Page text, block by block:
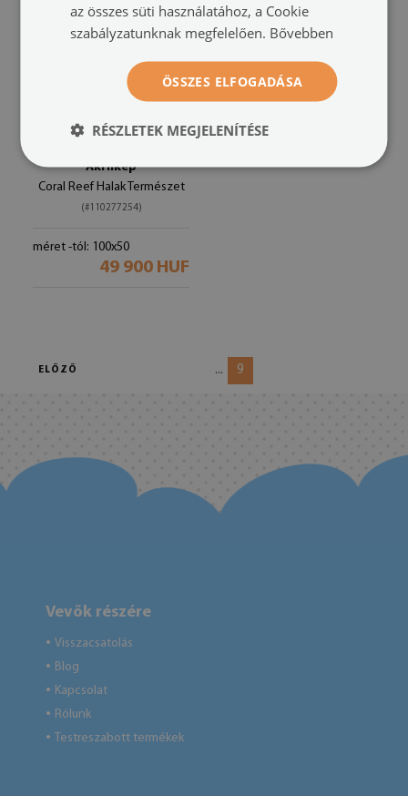
Akrilkép
Coral Reef Halak Természet
(#110277254)
méret -tól: 100x50
49 900 HUF
ELŐZŐ ... 9
Vevők részére
● Visszacsatolás
● Blog
● Kapcsolat
● Rólunk
● Testreszabott termékek
az összes süti használatához, a Cookie
szabályzatunknak megfelelően. Bővebben
ÖSSZES ELFOGADÁSA
RÉSZLETEK MEGJELENÍTÉSE